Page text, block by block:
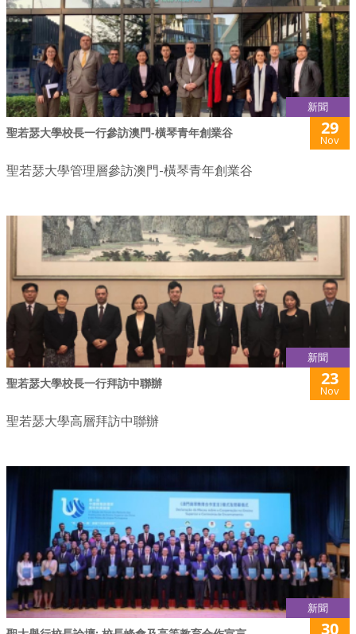
新聞
聖若瑟大學校長一行參訪澳門-橫琴青年創業谷 29
Nov
聖若瑟大學管理層參訪澳門-橫琴青年創業谷
新聞
聖若瑟大學校長一行拜訪中聯辦 23
Nov
聖若瑟大學高層拜訪中聯辦
新聞
30